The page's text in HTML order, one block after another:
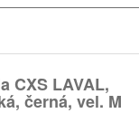
CXS LAVAL,
černá, vel. M